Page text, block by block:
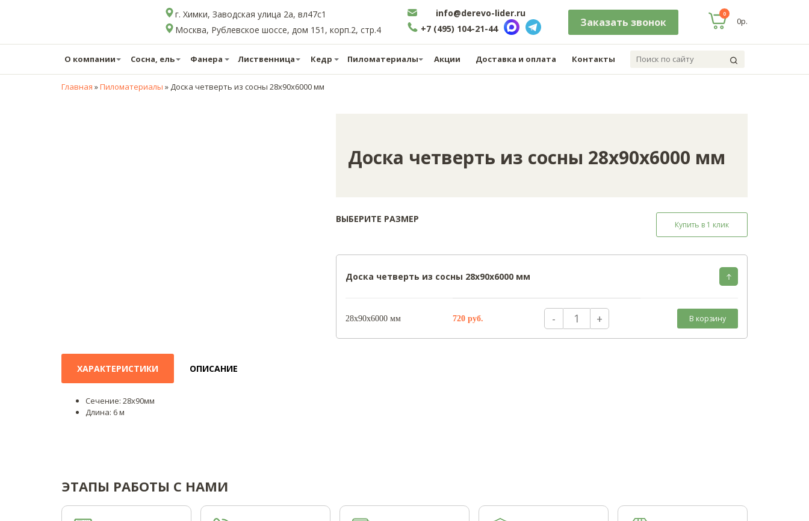
г. Химки, Заводская улица 2а, вл47с1
Москва, Рублевское шоссе, дом 151, корп.2, стр.4
info@derevo-lider.ru
+7 (495) 104-21-44
заказать звонок
0
0р.
О компании Сосна, ель Фанера Лиственница Кедр Пиломатериалы Акции Доставка и оплата Контакты
Главная »Пиломатериалы »Доска четверть из сосны 28х90х6000 мм
Доска четверть из сосны 28х90х6000 мм
ВЫБЕРИТЕ РАЗМЕР
Купить в 1 клик
Доска четверть из сосны 28х90х6000 мм
28х90х6000 мм 720 руб.
ХАРАКТЕРИСТИКИ ОПИСАНИЕ
Сечение: 28х90мм
Длина: 6 м
ЭТАПЫ РАБОТЫ С НАМИ